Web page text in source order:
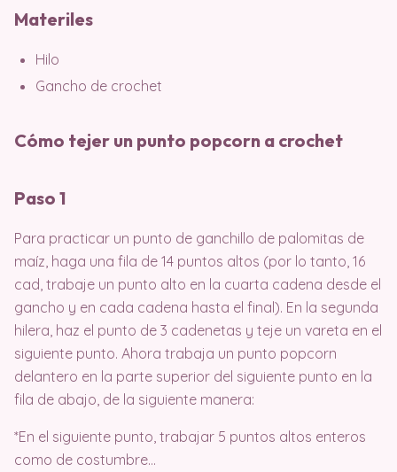
Materiles
Hilo
Gancho de crochet
Cómo tejer un punto popcorn a crochet
Paso 1
Para practicar un punto de ganchillo de palomitas de
maíz, haga una fila de 14 puntos altos (por lo tanto, 16
cad, trabaje un punto alto en la cuarta cadena desde el
gancho y en cada cadena hasta el final). En la segunda
hilera, haz el punto de 3 cadenetas y teje un vareta en el
siguiente punto. Ahora trabaja un punto popcorn
delantero en la parte superior del siguiente punto en la
fila de abajo, de la siguiente manera:
*En el siguiente punto, trabajar 5 puntos altos enteros
como de costumbre…